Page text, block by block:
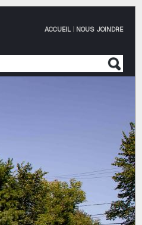
ACCUEIL| NOUS JOINDRE